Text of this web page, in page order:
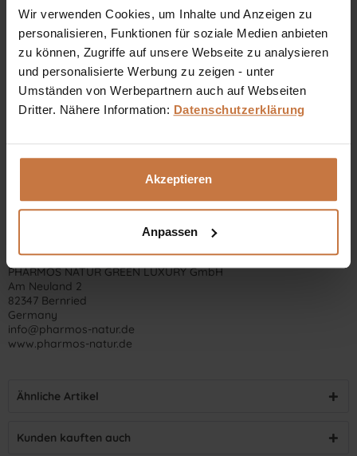
Wir verwenden Cookies, um Inhalte und Anzeigen zu
personalisieren, Funktionen für soziale Medien anbieten
zu können, Zugriffe auf unsere Webseite zu analysieren
und personalisierte Werbung zu zeigen - unter
Umständen von Werbepartnern auch auf Webseiten
Dritter. Nähere Information: Datenschutzerklärung
Akzeptieren
Anpassen
+43 (0)699 17 310 310
Dennis Grischek, Inhaber Kosmetikstudio in Graz & kosmetik.at
Hersteller-Kontaktinformationen
PHARMOS NATUR GREEN LUXURY GmbH
Am Neuland 2
82347 Bernried
Germany
info@pharmos-natur.de
www.pharmos-natur.de
Ähnliche Artikel
Kunden kauften auch